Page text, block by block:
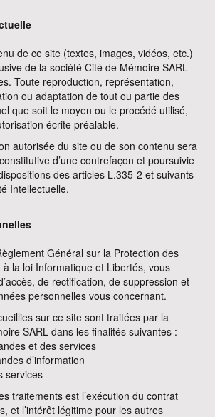
de ce site (textes, images, vidéos, etc.)
de la société Cité de Mémoire SARL
Toute reproduction, représentation,
ou adaptation de tout ou partie des
que soit le moyen ou le procédé utilisé,
écrite préalable.
autorisée du site ou de son contenu sera
d’une contrefaçon et poursuivie
des articles L.335-2 et suivants
Intellectuelle.
Général sur la Protection des
à la loi Informatique et Libertés, vous
de rectification, de suppression et
personnelles vous concernant.
sur ce site sont traitées par la
SARL dans les finalités suivantes :
et des services
d’information
services
traitements est l’exécution du contrat
et l’intérêt légitime pour les autres